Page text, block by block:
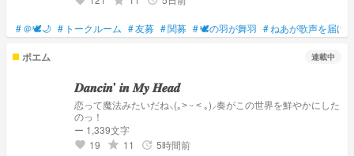
#＠🕊️🌙 # トークルーム #友募 #関募 #🕊️の羽が舞羽 #ねあが歌声を届け
ポエム 連載中
𝑫𝒂𝒏𝒄𝒊𝒏' 𝒊𝒏 𝑴𝒚 𝑯𝒆𝒂𝒅
恋って魔法みたいだね⸜(｡˃ ᵕ ˂ ｡)⸝奏がこの世界を鮮やかにした
のっ！
ー 1,339文字
favorite 19 grade 11 update 5時間前